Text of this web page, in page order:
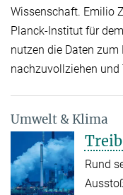
Wissenschaft. Emilio
Planck-Institut für
nutzen die Daten
nachzuvollziehen und
Umwelt & Klima
Rund